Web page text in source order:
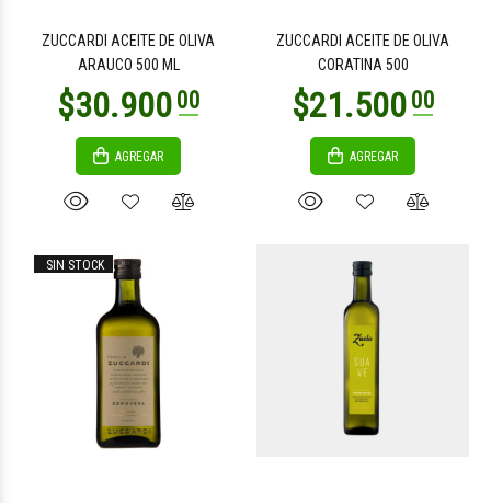
ZUCCARDI ACEITE DE OLIVA
ARAUCO 500 ML
AGREGAR
ZUCCARDI ACEITE DE OLIVA
CORATINA 500
AGREGAR
SIN STOCK